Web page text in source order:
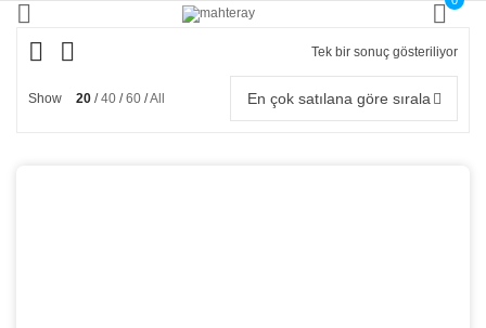
Tek bir sonuç gösteriliyor
Show 20 40 60 All En çok satılana göre sırala